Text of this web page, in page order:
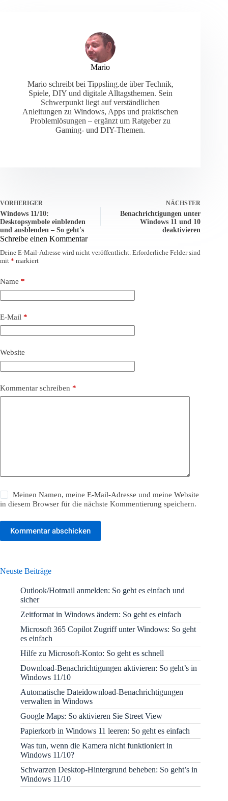
Mario
Mario schreibt bei Tippsling.de über Technik,
Spiele, DIY und digitale Alltagsthemen. Sein
Schwerpunkt liegt auf verständlichen
Anleitungen zu Windows, Apps und praktischen
Problemlösungen – ergänzt um Ratgeber zu
Gaming- und DIY-Themen.
VORHERIGER
Windows 11/10:
Desktopsymbole einblenden
und ausblenden – So geht's
NÄCHSTER
Benachrichtigungen unter
Windows 11 und 10
deaktivieren
Schreibe einen Kommentar
Deine E-Mail-Adresse wird nicht veröffentlicht. Erforderliche Felder sind
mit * markiert
Name *
E-Mail *
Website
Kommentar schreiben *
Meinen Namen, meine E-Mail-Adresse und meine Website
in diesem Browser für die nächste Kommentierung speichern.
Kommentar abschicken
Neuste Beiträge
Outlook/Hotmail anmelden: So geht es einfach und
sicher
Zeitformat in Windows ändern: So geht es einfach
Microsoft 365 Copilot Zugriff unter Windows: So geht
es einfach
Hilfe zu Microsoft-Konto: So geht es schnell
Download-Benachrichtigungen aktivieren: So geht’s in
Windows 11/10
Automatische Dateidownload-Benachrichtigungen
verwalten in Windows
Google Maps: So aktivieren Sie Street View
Papierkorb in Windows 11 leeren: So geht es einfach
Was tun, wenn die Kamera nicht funktioniert in
Windows 11/10?
Schwarzen Desktop-Hintergrund beheben: So geht’s in
Windows 11/10